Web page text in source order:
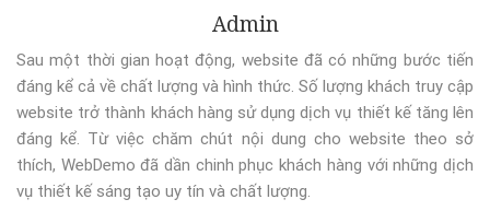
Admin
Sau một thời gian hoạt động, website đã có những bước tiến
đáng kể cả về chất lượng và hình thức. Số lượng khách truy cập
website trở thành khách hàng sử dụng dịch vụ thiết kế tăng lên
đáng kể. Từ việc chăm chút nội dung cho website theo sở
thích, WebDemo đã dần chinh phục khách hàng với những dịch
vụ thiết kế sáng tạo uy tín và chất lượng.